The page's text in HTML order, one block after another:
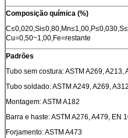
Composição química (%)
Cu=0,50~1,00,Fe=restante
Padrões
Tubo sem costura: ASTM A269, A213,
Tubo soldado: ASTM A249, A269,
Montagem: ASTM A182
Barra e haste: ASTM A276, A479, EN
Forjamento: ASTM A473